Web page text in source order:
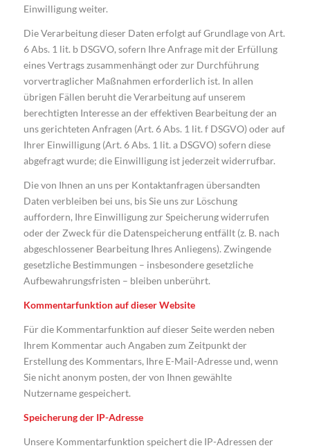
Einwilligung weiter.
Die Verarbeitung dieser Daten erfolgt auf Grundlage von Art.
6 Abs. 1 lit. b DSGVO, sofern Ihre Anfrage mit der Erfüllung
eines Vertrags zusammenhängt oder zur Durchführung
vorvertraglicher Maßnahmen erforderlich ist. In allen
übrigen Fällen beruht die Verarbeitung auf unserem
berechtigten Interesse an der effektiven Bearbeitung der an
uns gerichteten Anfragen (Art. 6 Abs. 1 lit. f DSGVO) oder auf
Ihrer Einwilligung (Art. 6 Abs. 1 lit. a DSGVO) sofern diese
abgefragt wurde; die Einwilligung ist jederzeit widerrufbar.
Die von Ihnen an uns per Kontaktanfragen übersandten
Daten verbleiben bei uns, bis Sie uns zur Löschung
auffordern, Ihre Einwilligung zur Speicherung widerrufen
oder der Zweck für die Datenspeicherung entfällt (z. B. nach
abgeschlossener Bearbeitung Ihres Anliegens). Zwingende
gesetzliche Bestimmungen – insbesondere gesetzliche
Aufbewahrungsfristen – bleiben unberührt.
Kommentarfunktion auf dieser Website
Für die Kommentarfunktion auf dieser Seite werden neben
Ihrem Kommentar auch Angaben zum Zeitpunkt der
Erstellung des Kommentars, Ihre E-Mail-Adresse und, wenn
Sie nicht anonym posten, der von Ihnen gewählte
Nutzername gespeichert.
Speicherung der IP-Adresse
Unsere Kommentarfunktion speichert die IP-Adressen der